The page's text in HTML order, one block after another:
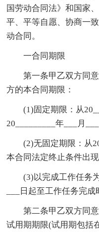
国劳动合同法》和国家
平、平等自愿、协商一
动合同。
一合同期限
第一条甲乙双方同
方的本合同期限：
(1)固定期限：从
20_________年___月___
(2)无固定期限：从
本合同法定终止条件出现
(3)以完成工作任务
___日起至工作任务完成
第二条甲乙双方同
试用期期限(试用期包括